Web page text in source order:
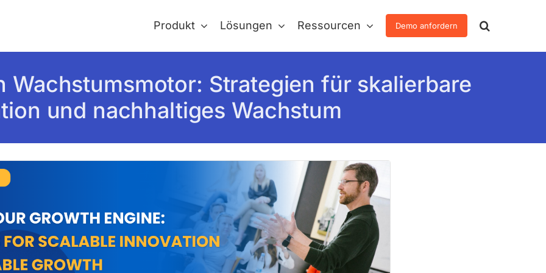
Produkt Lösungen Ressourcen Demo anfordern
Wachstumsmotor: Strategien für skalierbare
und nachhaltiges Wachstum